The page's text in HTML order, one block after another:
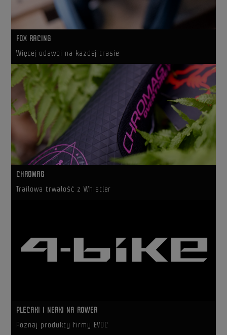
FOX RACING
Więcej odawgi na każdej trasie
CHROMAG
Trailowa trwałość z Whistler
PLECAKI I NERKI NA ROWER
Poznaj produkty firmy EVOC